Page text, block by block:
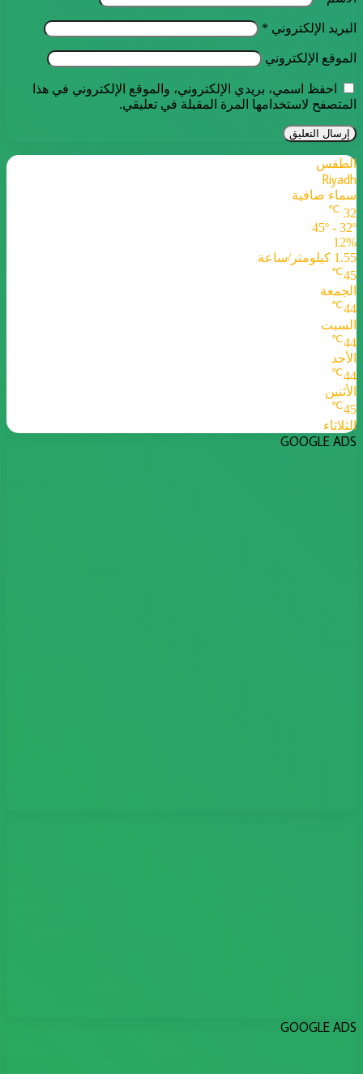
البريد الإلكتروني *
الموقع الإلكتروني
احفظ اسمي، بريدي الإلكتروني، والموقع الإلكتروني في هذا
المتصفح لاستخدامها المرة المقبلة في تعليقي.
الطقس
Riyadh
سماء صافية
32
℃
45º - 32º
12%
1.55 كيلومتر/ساعة
45
℃
الجمعة
44
℃
السبت
44
℃
الأحد
44
℃
الأثنين
45
℃
الثلاثاء
GOOGLE ADS
GOOGLE ADS